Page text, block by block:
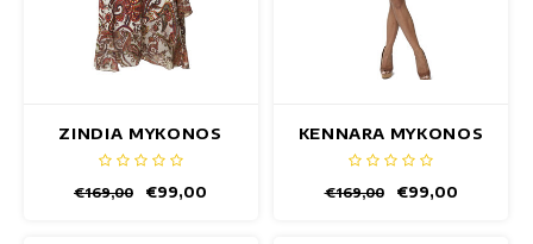
ZINDIA MYKONOS
JURK
€169,00 €99,00
KENNARA MYKONOS
JURK
€169,00 €99,00